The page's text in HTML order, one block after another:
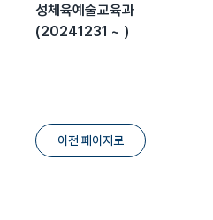
성체육예술교육과
(20241231 ~ )
이전 페이지로